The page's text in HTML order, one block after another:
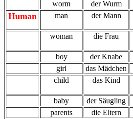
worm
der Wurm
Human man der Mann
woman
die Frau
boy
der Knabe
girl
das Mädchen
child
das Kind
baby
der Säugling
parents
die Eltern